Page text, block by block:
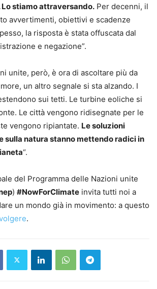
Lo stiamo attraversando. Per decenni, il
avvertimenti, obiettivi e scadenze
la risposta è stata offuscata dal
e negazione”.
unite, però, è ora di ascoltare più da
un altro segnale si sta alzando. I
sui tetti. Le turbine eoliche si
Le città vengono ridisegnate per le
vengono ripiantate. Le soluzioni
sulla natura stanno mettendo radici in
“.
del Programma delle Nazioni unite
) #NowForClimate invita tutti noi a
un mondo già in movimento: a questo
.